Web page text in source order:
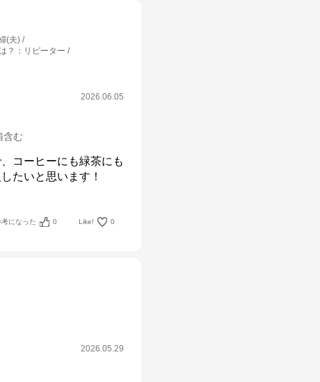
(夫)
？ ： リピーター
2026.06.05
む
コーヒーにも緑茶にも
たいと思います！
考になった 0 Like! 0
2026.05.29